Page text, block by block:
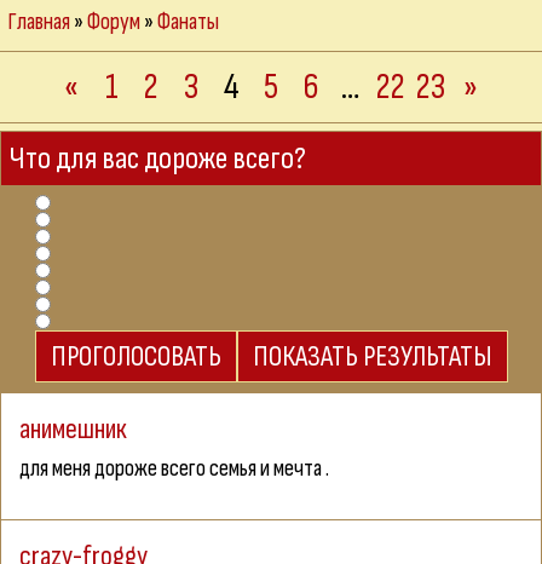
Главная»Форум»Фанаты
« 1 2 3 4 5 6 … 22 23 »
Что для вас дороже всего?
анимешник
для меня дороже всего семья и мечта .
crazy-froggy